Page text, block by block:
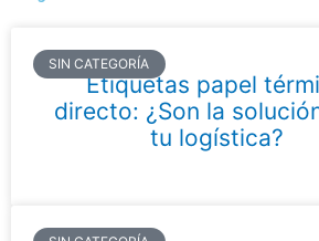
SIN CATEGORÍA
Etiquetas papel
directo: ¿Son la
tu logística?